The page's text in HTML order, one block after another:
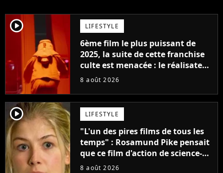
player2 LIFESTYLE
6ème film le plus puissant de
2025, la suite de cette franchise
culte est menacée : le réalisateur
claque la porte pour "différends
8 août 2026
player2 LIFESTYLE
"L'un des pires films de tous les
temps" : Rosamund Pike pensait
que ce film d'action de science-
fiction avec Dwayne Johnson
8 août 2026